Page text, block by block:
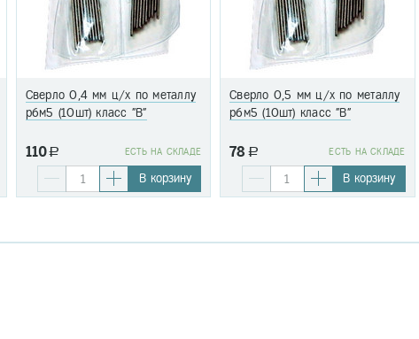
Сверло 0,4 мм ц/х по металлу
р6м5 (10шт) класс "В"
110a EСТЬ НА СКЛАДЕ
В корзину
Сверло 0,5 мм ц/х по металлу
р6м5 (10шт) класс "В"
78 a EСТЬ НА СКЛАДЕ
В корзину